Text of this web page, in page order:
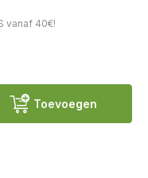
vanaf 40€!
Toevoegen